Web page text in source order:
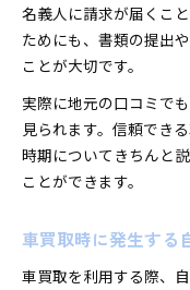
名義人に請求が届くこ
ためにも、書類の提出
ことが大切です。
実際に地元の口コミで
見られます。信頼でき
時期についてきちんと
ことができます。
車買取時に発生する
車買取を利用する際、